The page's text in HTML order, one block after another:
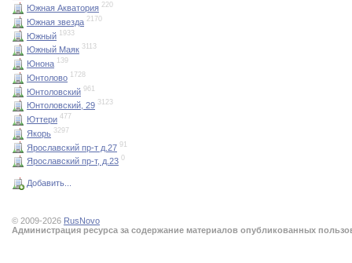
Южная Акватория 220
Южная звезда 2170
Южный 1933
Южный Маяк 3113
Юнона 139
Юнтолово 1728
Юнтоловский 961
Юнтоловский, 29 3123
Юттери 477
Якорь 3297
Ярославский пр-т д.27 91
Ярославский пр-т, д.23 0
Добавить...
© 2009-2026 RusNovo
Администрация ресурса за содержание материалов опубликованных